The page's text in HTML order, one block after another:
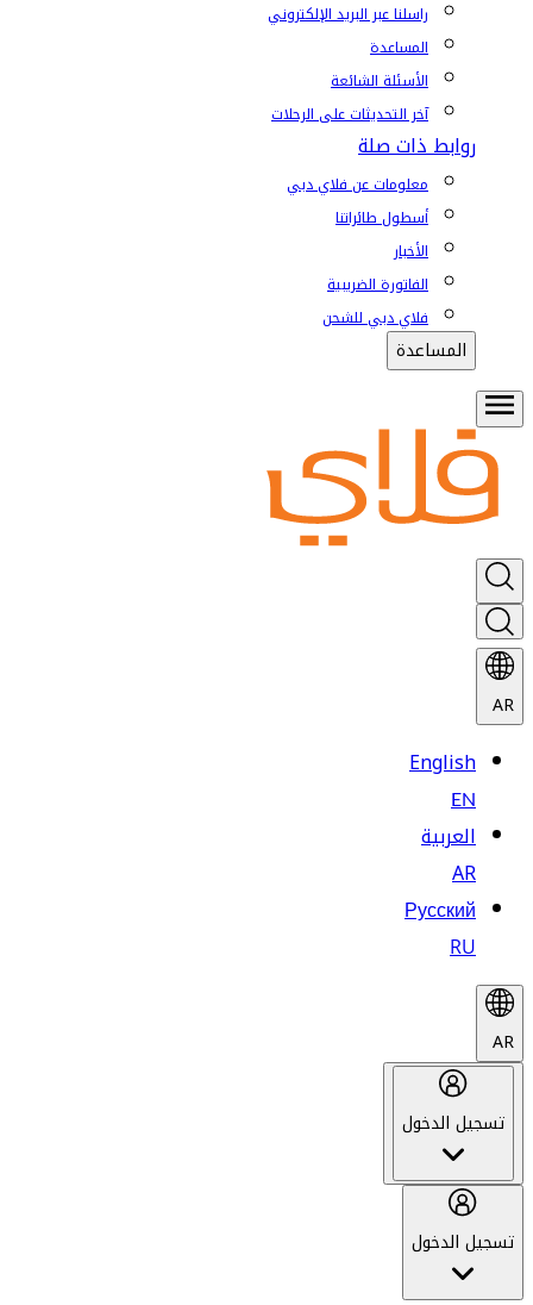
راسلنا عبر البريد الإلكتروني
المساعدة
الأسئلة الشائعة
آخر التحديثات على الرحلات
روابط ذات صلة
معلومات عن فلاي دبي
أسطول طائراتنا
الأخبار
الفاتورة الضريبية
فلاي دبي للشحن
المساعدة
AR
English
EN
العربية
AR
Русский
RU
AR
تسجيل الدخول
تسجيل الدخول